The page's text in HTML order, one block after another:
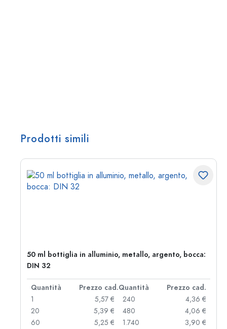
Prodotti simili
50 ml bottiglia in alluminio, metallo, argento, bocca:
DIN 32
Quantità Prezzo cad.Quantità
Prezzo cad.
1
5,57 €
20
5,39 €
60
5,25 €
240
4,36 €
480
4,06 €
1.740
3,90 €